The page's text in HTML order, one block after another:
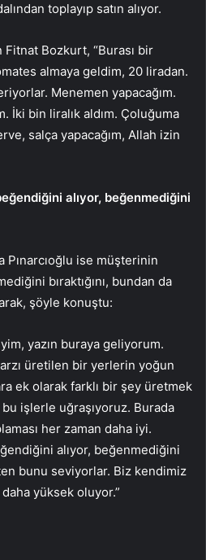
toplayıp satın alıyor.
Bozkurt, “Burası bir
almaya geldim, 20 liradan.
Menemen yapacağım.
İki bin liralık aldım. Çoluğuma
salça yapacağım, Allah izin
alıyor, beğenmediğini
ise müşterinin
bıraktığını, bundan da
şöyle konuştu:
yazın buraya geliyorum.
üretilen bir yerlerin yoğun
ek olarak farklı bir şey üretmek
işlerle uğraşıyoruz. Burada
her zaman daha iyi.
alıyor, beğenmediğini
bunu seviyorlar. Biz kendimiz
yüksek oluyor.”